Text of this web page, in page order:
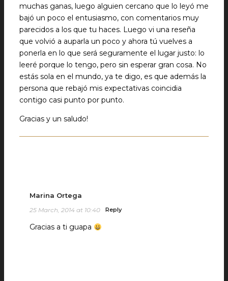
muchas ganas, luego alguien cercano que lo leyó me
bajó un poco el entusiasmo, con comentarios muy
parecidos a los que tu haces. Luego vi una reseña
que volvió a auparla un poco y ahora tú vuelves a
ponerla en lo que será seguramente el lugar justo: lo
leeré porque lo tengo, pero sin esperar gran cosa. No
estás sola en el mundo, ya te digo, es que además la
persona que rebajó mis expectativas coincidia
contigo casi punto por punto.
Gracias y un saludo!
Marina Ortega
25 March, 2014 at 10:40 Reply
Gracias a ti guapa